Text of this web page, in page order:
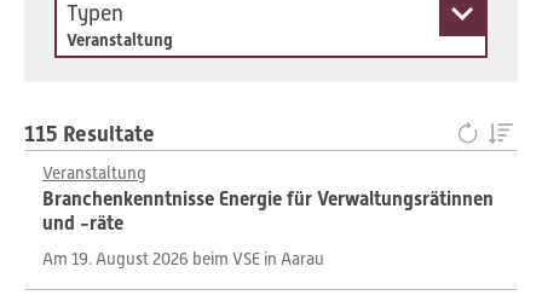
Typen
Veranstaltung
115 Resultate
Veranstaltung
Branchenkenntnisse Energie für Verwaltungsrätinnen
und -räte
Am 19. August 2026 beim VSE in Aarau